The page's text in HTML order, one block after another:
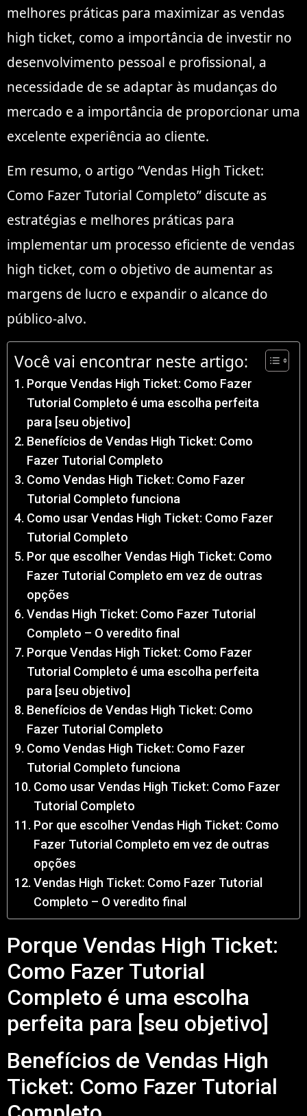
melhores práticas para maximizar as vendas
high ticket, como a importância de investir no
desenvolvimento pessoal e profissional, a
necessidade de se adaptar às mudanças do
mercado e a importância de proporcionar uma
excelente experiência ao cliente.
Em resumo, o artigo “Vendas High Ticket:
Como Fazer Tutorial Completo” discute as
estratégias e melhores práticas para
implementar um processo eficiente de vendas
high ticket, com o objetivo de aumentar as
margens de lucro e expandir o alcance do
público-alvo.
Você vai encontrar neste artigo:
Porque Vendas High Ticket: Como Fazer
Tutorial Completo é uma escolha perfeita
para [seu objetivo]
Benefícios de Vendas High Ticket: Como
Fazer Tutorial Completo
Como Vendas High Ticket: Como Fazer
Tutorial Completo funciona
Como usar Vendas High Ticket: Como Fazer
Tutorial Completo
Por que escolher Vendas High Ticket: Como
Fazer Tutorial Completo em vez de outras
opções
Vendas High Ticket: Como Fazer Tutorial
Completo – O veredito final
Porque Vendas High Ticket: Como Fazer
Tutorial Completo é uma escolha perfeita
para [seu objetivo]
Benefícios de Vendas High Ticket: Como
Fazer Tutorial Completo
Como Vendas High Ticket: Como Fazer
Tutorial Completo funciona
Como usar Vendas High Ticket: Como Fazer
Tutorial Completo
Por que escolher Vendas High Ticket: Como
Fazer Tutorial Completo em vez de outras
opções
Vendas High Ticket: Como Fazer Tutorial
Completo – O veredito final
Porque Vendas High Ticket:
Como Fazer Tutorial
Completo é uma escolha
perfeita para [seu objetivo]
Benefícios de Vendas High
Ticket: Como Fazer Tutorial